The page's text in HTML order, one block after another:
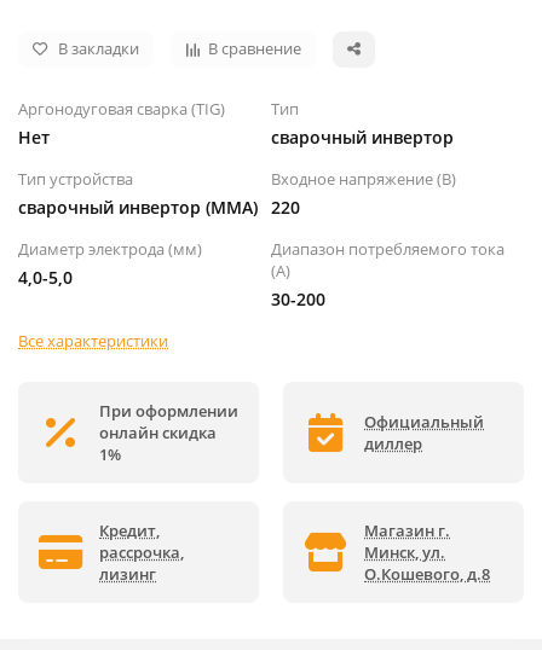
В закладки В сравнение
Аргонодуговая сварка (TIG)
Нет
Тип
сварочный инвертор
Тип устройства
сварочный инвертор (MMA)
Входное напряжение (B)
220
Диаметр электрода (мм)
4,0-5,0
Диапазон потребляемого тока
(А)
30-200
Все характеристики
При оформлении
онлайн скидка
1%
Официальный
диллер
Кредит,
рассрочка,
лизинг
Магазин г.
Минск, ул.
О.Кошевого, д.8